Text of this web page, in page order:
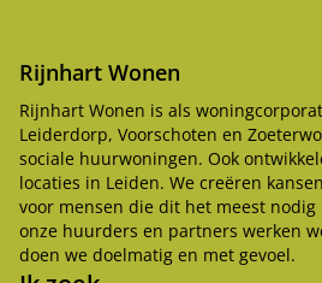
Rijnhart Wonen
Rijnhart Wonen is als
Leiderdorp, Voorschoten en
sociale huurwoningen. Ook
locaties in Leiden. We creëren
voor mensen die dit het meest nodig
onze huurders en partners werken
doen we doelmatig en met gevoel.